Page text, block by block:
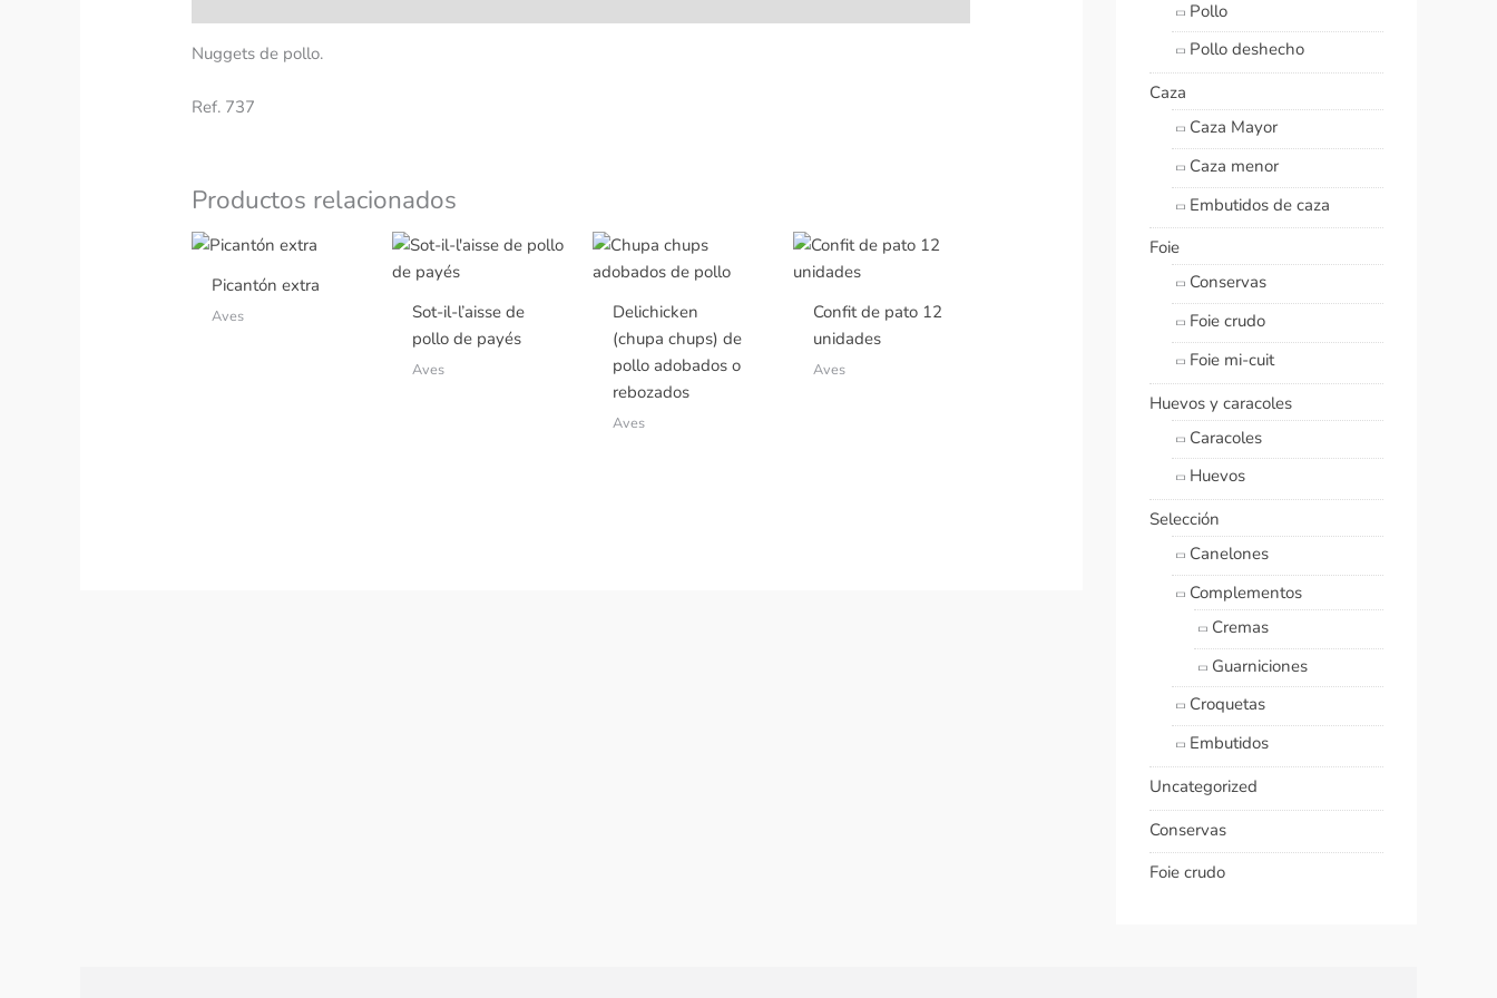
Nuggets de pollo.
Ref. 737
Productos relacionados
Picantón extra
Aves
Sot-il-l’aisse de
pollo de payés
Aves
Delichicken
(chupa chups) de
pollo adobados o
rebozados
Aves
Confit de pato 12
unidades
Aves
Pollo
Pollo deshecho
Caza
Caza Mayor
Caza menor
Embutidos de caza
Foie
Conservas
Foie crudo
Foie mi-cuit
Huevos y caracoles
Caracoles
Huevos
Selección
Canelones
Complementos
Cremas
Guarniciones
Croquetas
Embutidos
Uncategorized
Conservas
Foie crudo